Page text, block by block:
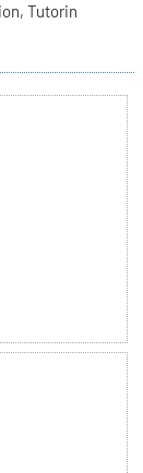
Tutorin